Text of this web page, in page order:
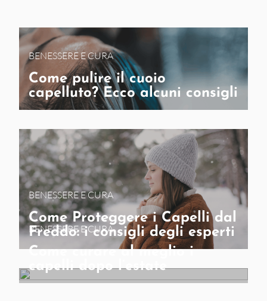
BENESSERE E CURA
Come pulire il cuoio
capelluto? Ecco alcuni consigli
BENESSERE E CURA
Come Proteggere i Capelli dal
Freddo: i consigli degli esperti
BENESSERE E CURA
Come curare al meglio i
capelli dopo l’estate